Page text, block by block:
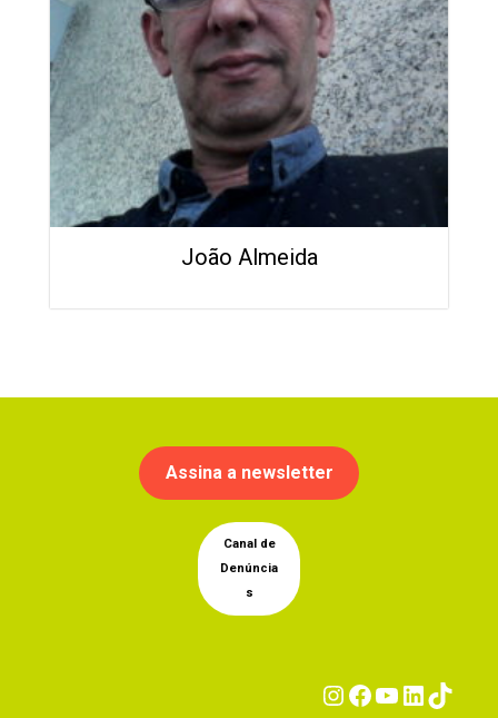
João Almeida
Assina a newsletter
Canal de
Denúncia
s
Instagram
Facebook